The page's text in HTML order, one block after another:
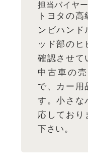
担当バイヤ
トヨタの
ンビハンド
ッド部のヒ
確認させて
中古車の
で、カー用
す。小さな
応しており
下さい。